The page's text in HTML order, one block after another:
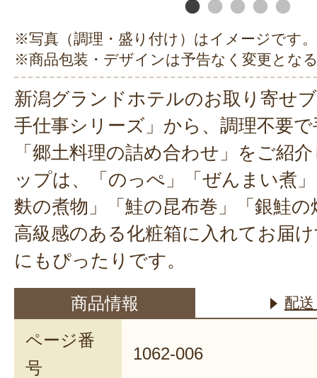
※写真（調理・盛り付け）はイメージです。
※商品包装・デザインは予告なく変更とな
新潟グランドホテルのお取り寄せ
手仕事シリーズ」から、調理不要
「郷土料理の詰め合わせ」をご紹
ップは、「のっぺ」「ぜんまい煮
麩の煮物」「鮭の昆布巻」「銀鮭の
高級感のある化粧箱に入れてお届
にもぴったりです。
商品情報 配
ページ番
号
1062-006